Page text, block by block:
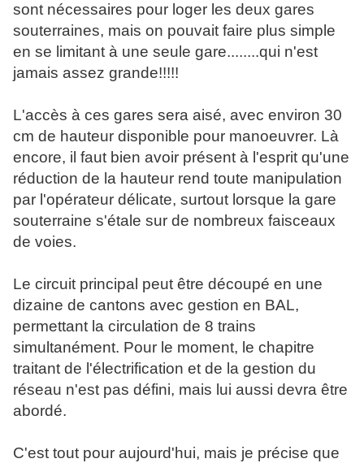
sont nécessaires pour loger les deux gares
souterraines, mais on pouvait faire plus simple
en se limitant à une seule gare........qui n'est
jamais assez grande!!!!!
L'accès à ces gares sera aisé, avec environ 30
cm de hauteur disponible pour manoeuvrer. Là
encore, il faut bien avoir présent à l'esprit qu'une
réduction de la hauteur rend toute manipulation
par l'opérateur délicate, surtout lorsque la gare
souterraine s'étale sur de nombreux faisceaux
de voies.
Le circuit principal peut être découpé en une
dizaine de cantons avec gestion en BAL,
permettant la circulation de 8 trains
simultanément. Pour le moment, le chapitre
traitant de l'électrification et de la gestion du
réseau n'est pas défini, mais lui aussi devra être
abordé.
C'est tout pour aujourd'hui, mais je précise que